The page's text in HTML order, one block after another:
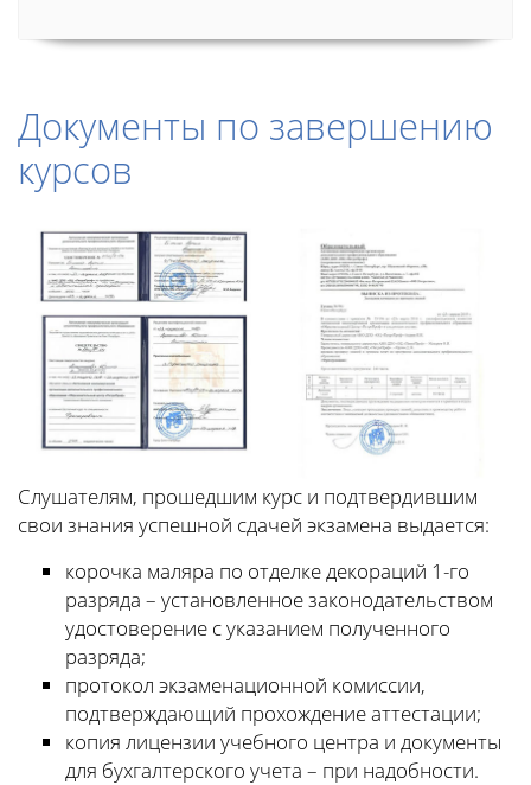
Документы по завершению
курсов
Слушателям, прошедшим курс и подтвердившим
свои знания успешной сдачей экзамена выдается:
корочка маляра по отделке декораций 1-го
разряда – установленное законодательством
удостоверение с указанием полученного
разряда;
протокол экзаменационной комиссии,
подтверждающий прохождение аттестации;
копия лицензии учебного центра и документы
для бухгалтерского учета – при надобности.